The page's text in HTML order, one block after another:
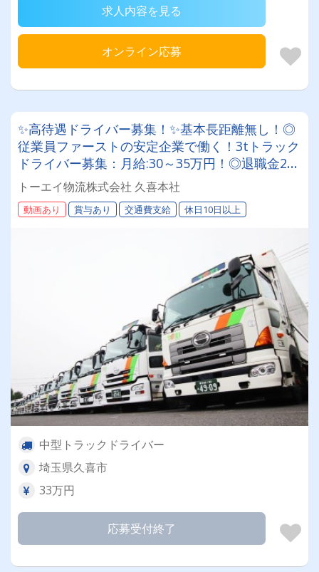
求人内容を見る
オンライン応募
✨高待遇ドライバー募集！✨基本長距離無し！◎
従業員ファーストの安定企業で働く！3tトラック
ドライバー募集：月給:30～35万円！◎退職金2
つ！◎賞与年2回◎◎年間休日120日！基本、土
日祝休み◎◎経験者優遇！女性も活躍中！◎スキ
ルアップも可
トーエイ物流株式会社 久喜本社
動画あり 賞与あり 交通費支給 休日10日以上
中型トラックドライバー
埼玉県久喜市
33万円
応募受付終了